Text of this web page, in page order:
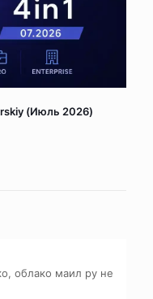
(Июль 2026)
облако маил ру не